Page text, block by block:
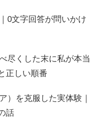
0文字回答が問いかけ
尽くした末に私が本当
正しい順番
）を克服した実体験｜
話